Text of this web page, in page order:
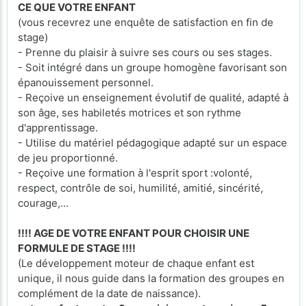
CE QUE VOTRE ENFANT
(vous recevrez une enquête de satisfaction en fin de
stage)
- Prenne du plaisir à suivre ses cours ou ses stages.
- Soit intégré dans un groupe homogène favorisant son
épanouissement personnel.
- Reçoive un enseignement évolutif de qualité, adapté à
son âge, ses habiletés motrices et son rythme
d'apprentissage.
- Utilise du matériel pédagogique adapté sur un espace
de jeu proportionné.
- Reçoive une formation à l'esprit sport :volonté,
respect, contrôle de soi, humilité, amitié, sincérité,
courage,...
!!!! AGE DE VOTRE ENFANT POUR CHOISIR UNE
FORMULE DE STAGE !!!!
(Le développement moteur de chaque enfant est
unique, il nous guide dans la formation des groupes en
complément de la date de naissance).